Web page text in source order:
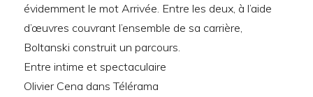
évidemment le mot Arrivée. Entre les deux, à l’aide
d’œuvres couvrant l’ensemble de sa carrière,
Boltanski construit un parcours.
Entre intime et spectaculaire
Olivier Cena dans Télérama